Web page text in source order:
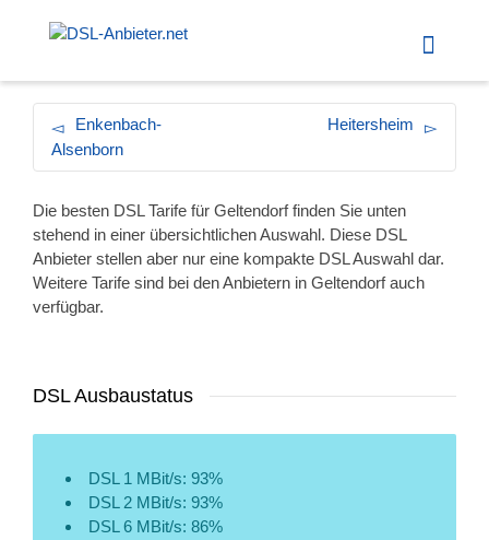
Enkenbach-
Alsenborn
Heitersheim
Die besten DSL Tarife für Geltendorf finden Sie unten
stehend in einer übersichtlichen Auswahl. Diese DSL
Anbieter stellen aber nur eine kompakte DSL Auswahl dar.
Weitere Tarife sind bei den Anbietern in Geltendorf auch
verfügbar.
DSL Ausbaustatus
DSL 1 MBit/s: 93%
DSL 2 MBit/s: 93%
DSL 6 MBit/s: 86%